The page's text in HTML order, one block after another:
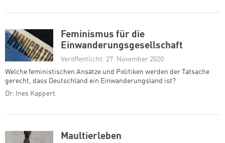
Feminismus für die
Einwanderungsgesellschaft
Veröffentlicht: 27. November 2020
Welche feministischen Ansätze und Politiken werden der Tatsache
gerecht, dass Deutschland ein Einwanderungsland ist?
Dr. Ines Kappert
Maultierleben